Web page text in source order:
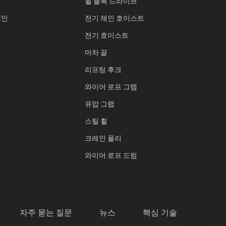
전기 체인 호이스트
전기 호이스트
마차 끝
리프팅 후크
와이어 로프 그랩
유압 그랩
스틸 휠
크레인 풀리
와이어 로프 드럼
자주 묻는 질문 뉴스 핵심 기술